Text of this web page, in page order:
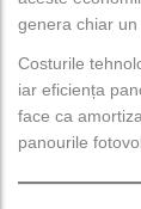
genera chiar un
Costurile
iar eficiența
face ca
panourile